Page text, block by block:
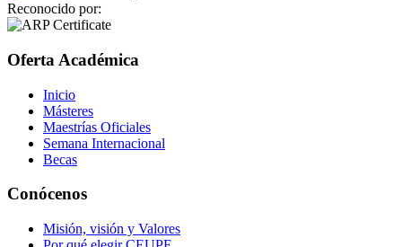
Reconocido por:
Oferta Académica
Inicio
Másteres
Maestrías Oficiales
Semana Internacional
Becas
Conócenos
Misión, visión y Valores